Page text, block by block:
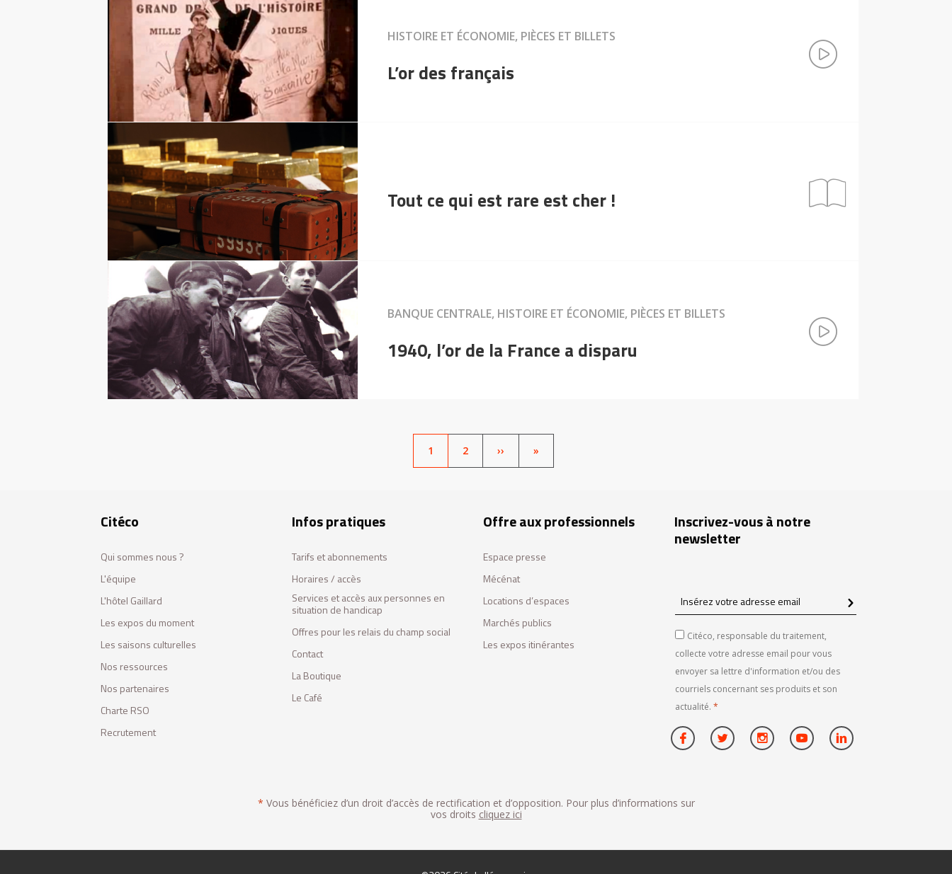
HISTOIRE ET ÉCONOMIE, PIÈCES ET BILLETS
L’or des français
Tout ce qui est rare est cher !
BANQUE CENTRALE, HISTOIRE ET ÉCONOMIE, PIÈCES ET BILLETS
1940, l’or de la France a disparu
PAGE
1 PAGE
2 SUIVANT
›› LAST
»
Citéco
Qui sommes nous ?
L'équipe
L'hôtel Gaillard
Les expos du moment
Les saisons culturelles
Nos ressources
Nos partenaires
Charte RSO
Recrutement
Infos pratiques
Tarifs et abonnements
Horaires / accès
Services et accès aux personnes en
situation de handicap
Offres pour les relais du champ social
Contact
La Boutique
Le Café
Offre aux professionnels
Espace presse
Mécénat
Locations d’espaces
Marchés publics
Les expos itinérantes
Inscrivez-vous à notre
newsletter
Insérez
votre
adresse
email
Citéco, responsable du traitement,
collecte votre adresse email pour vous
envoyer sa lettre d'information et/ou des
courriels concernant ses produits et son
actualité. *
* Vous bénéficiez d’un droit d’accès de rectification et d’opposition. Pour plus d’informations sur
vos droits cliquez ici